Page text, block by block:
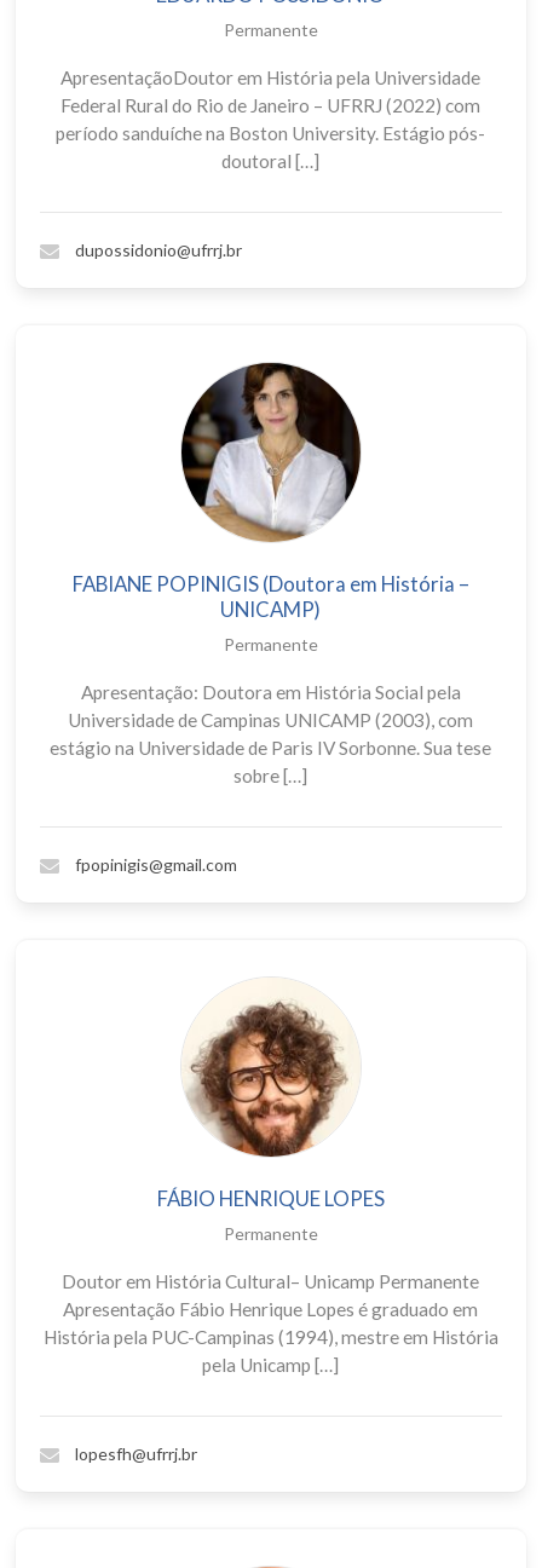
Permanente
ApresentaçãoDoutor em História pela Universidade
Federal Rural do Rio de Janeiro – UFRRJ (2022) com
período sanduíche na Boston University. Estágio pós-
doutoral […]
dupossidonio@ufrrj.br
FABIANE POPINIGIS (Doutora em História –
UNICAMP)
Permanente
Apresentação: Doutora em História Social pela
Universidade de Campinas UNICAMP (2003), com
estágio na Universidade de Paris IV Sorbonne. Sua tese
sobre […]
fpopinigis@gmail.com
FÁBIO HENRIQUE LOPES
Permanente
Doutor em História Cultural– Unicamp Permanente
Apresentação Fábio Henrique Lopes é graduado em
História pela PUC-Campinas (1994), mestre em História
pela Unicamp […]
lopesfh@ufrrj.br